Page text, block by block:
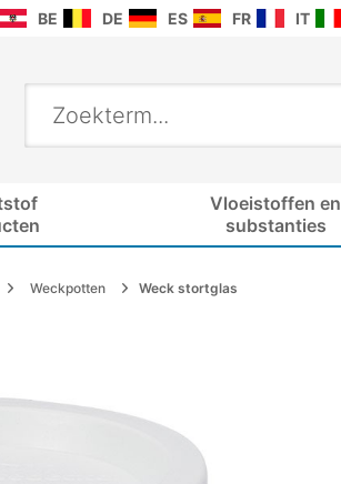
BE DE ES FR IT
Vloeistoffen en
substanties
Weckpotten Weck stortglas